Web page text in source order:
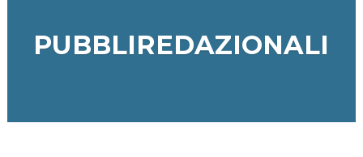
PUBBLIREDAZIONALI